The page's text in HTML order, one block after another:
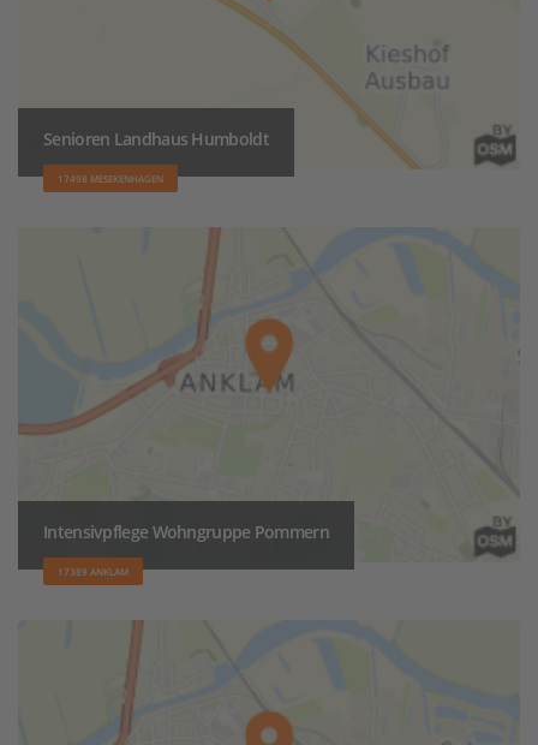
Senioren Landhaus Humboldt
17498 MESEKENHAGEN
Intensivpflege Wohngruppe Pommern
17389 ANKLAM